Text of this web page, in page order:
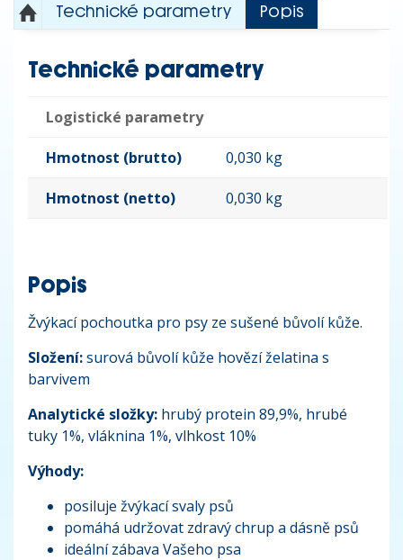
Technické parametry Popis
Technické parametry
Logistické parametry
Hmotnost (brutto) 0,030 kg
Hmotnost (netto) 0,030 kg
Popis
Žvýkací pochoutka pro psy ze sušené bůvolí kůže.
Složení:surová bůvolí kůže hovězí želatina s
barvivem
Analytické složky: hrubý protein 89,9%, hrubé
tuky 1%, vláknina 1%, vlhkost 10%
Výhody:
posiluje žvýkací svaly psů
pomáhá udržovat zdravý chrup a dásně psů
ideální zábava Vašeho psa